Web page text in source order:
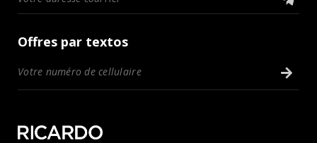
Offres par textos